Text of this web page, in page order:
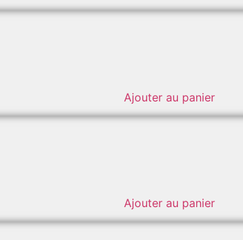
Ajouter au panier
Ajouter au panier